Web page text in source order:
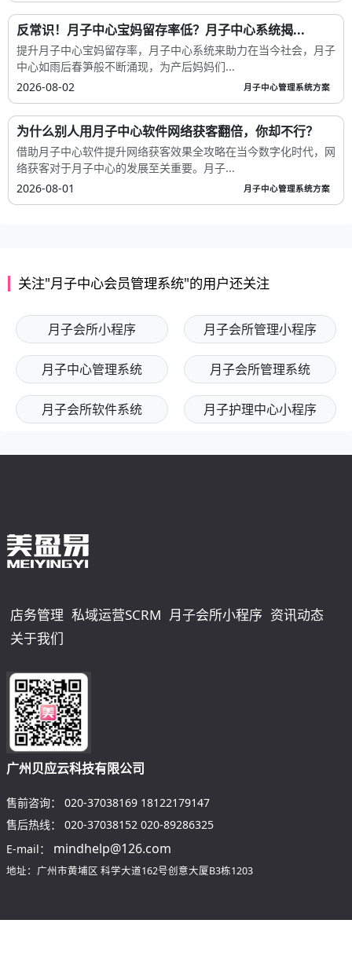
反常识！月子中心宝妈留存率低？月子中心系统揭...
提升月子中心宝妈留存率，月子中心系统来助力在当今社会，月子
中心如雨后春笋般不断涌现，为产后妈妈们...
2026-08-02
月子中心管理系统方案
为什么别人用月子中心软件网络获客翻倍，你却不行？
借助月子中心软件提升网络获客效果全攻略在当今数字化时代，网
络获客对于月子中心的发展至关重要。月子...
2026-08-01
月子中心管理系统方案
关注"月子中心会员管理系统"的用户还关注
月子会所小程序 月子会所管理小程序
月子中心管理系统 月子会所管理系统
月子会所软件系统 月子护理中心小程序
店务管理 私域运营SCRM 月子会所小程序 资讯动态
关于我们
广州贝应云科技有限公司
售前咨询： 020-37038169 18122179147
售后热线：
020-37038152 020-89286325
E-mail：
mindhelp@126.com
地址：广州市黄埔区 科学大道162号创意大厦B3栋1203